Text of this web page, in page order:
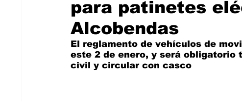
La verdad detrás de la guerra Kit Digital
para patinetes
Alcobendas
El reglamento de vehículos de
este 2 de enero, y será obligatorio
civil y circular con casco